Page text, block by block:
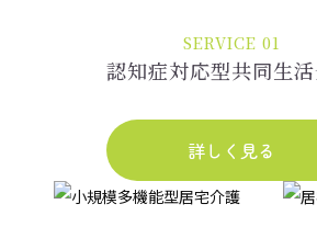
SERVICE 01
認知症対応型共同生
詳しく見る